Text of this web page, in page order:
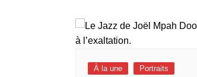
À la une Portraits